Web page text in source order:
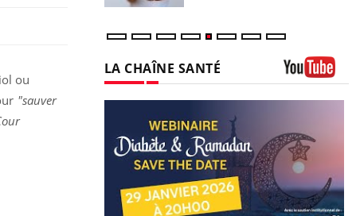
ou
"sauver